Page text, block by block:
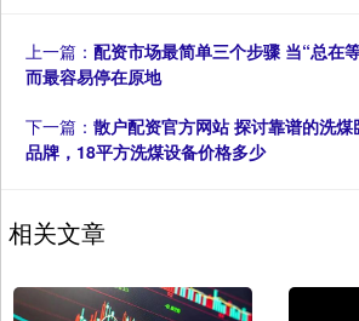
上一篇： 配资市场最简单三个步骤 当“总在
而最容易停在原地
下一篇： 散户配资官方网站 探讨靠谱的洗
品牌，18平方洗煤设备价格多少
相关文章